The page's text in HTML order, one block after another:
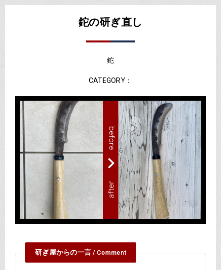
鉈の研ぎ直し
鉈
CATEGORY：
研ぎ屋からの一言/ Comment